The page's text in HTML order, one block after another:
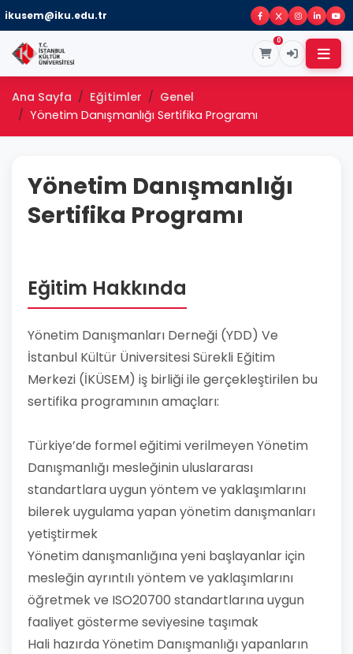
ikusem@iku.edu.tr
0
Ana Sayfa Eğitimler
Genel
Yönetim Danışmanlığı Sertifika Programı
Yönetim Danışmanlığı
Sertifika Programı
Eğitim Hakkında
Yönetim Danışmanları Derneği (YDD) Ve
İstanbul Kültür Üniversitesi Sürekli Eğitim
Merkezi (İKÜSEM) iş birliği ile gerçekleştirilen bu
sertifika programının amaçları:
Türkiye’de formel eğitimi verilmeyen Yönetim
Danışmanlığı mesleğinin uluslararası
standartlara uygun yöntem ve yaklaşımlarını
bilerek uygulama yapan yönetim danışmanları
yetiştirmek
Yönetim danışmanlığına yeni başlayanlar için
mesleğin ayrıntılı yöntem ve yaklaşımlarını
öğretmek ve ISO20700 standartlarına uygun
faaliyet gösterme seviyesine taşımak
Hali hazırda Yönetim Danışmanlığı yapanların